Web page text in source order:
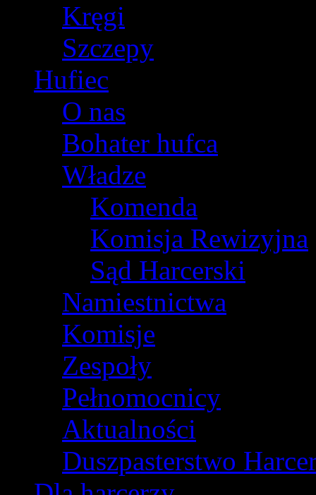
Kręgi
Szczepy
Hufiec
O nas
Bohater hufca
Władze
Komenda
Komisja Rewizyjna
Sąd Harcerski
Namiestnictwa
Komisje
Zespoły
Pełnomocnicy
Aktualności
Duszpasterstwo